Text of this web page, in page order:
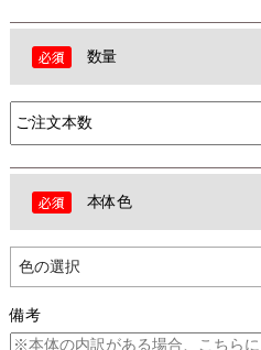
数量
本体色
色の選択
備考